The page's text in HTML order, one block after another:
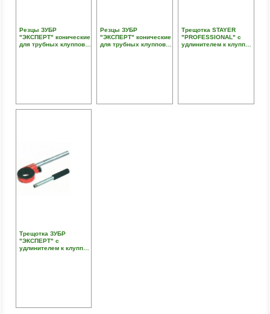
Резцы ЗУБР
"ЭКСПЕРТ" конические
для трубных клуппов,
Резцы ЗУБР
"ЭКСПЕРТ" конические
для трубных клуппов,
Трещотка STAYER
"PROFESSIONAL" с
удлинителем к клуппам
Трещотка ЗУБР
"ЭКСПЕРТ" с
удлинителем к клуппам